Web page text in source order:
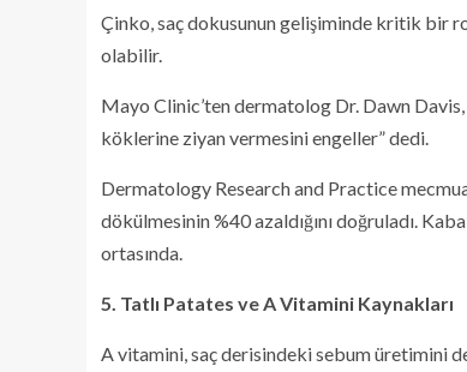
Çinko, saç dokusunun gelişiminde kritik bir
olabilir.
Mayo Clinic’ten dermatolog Dr. Dawn
köklerine ziyan vermesini engeller” dedi.
Dermatology Research and Practice
dökülmesinin %40 azaldığını doğruladı.
ortasında.
5. Tatlı Patates ve A Vitamini Kaynakları
A vitamini, saç derisindeki sebum üretimini